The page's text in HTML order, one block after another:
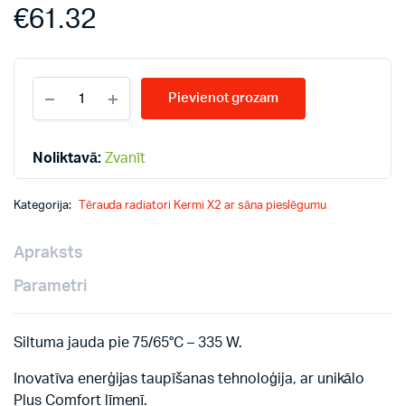
€61.32
300*1000
quantity
Pievienot grozam
Noliktavā: Zvanīt
Kategorija: Tērauda radiatori Kermi X2 ar sāna pieslēgumu
Apraksts
Parametri
Siltuma jauda pie 75/65°C – 335 W.
Inovatīva enerģijas taupīšanas tehnoloģija, ar unikālo
Plus Comfort līmenī.